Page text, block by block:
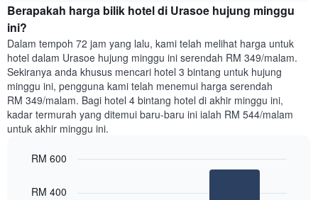
harga
purata
bilik
purata
bilik
hari
dalam
seminggu
Carta
mempunyai
1
paksi
yang
dalam
Berapakah harga bilik hotel di Urasoe hujung minggu
ini?
Dalam tempoh 72 jam yang lalu, kami telah melihat harga untuk
hotel dalam Urasoe hujung minggu ini serendah RM 349/malam.
Sekiranya anda khusus mencari hotel 3 bintang untuk hujung
minggu ini, pengguna kami telah menemui harga serendah
RM 349/malam. Bagi hotel 4 bintang hotel di akhir minggu ini,
kadar termurah yang ditemui baru-baru ini ialah RM 544/malam
untuk akhir minggu ini.
chart
with
RM 400
RM 600